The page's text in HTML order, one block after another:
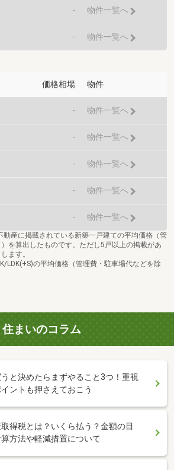
- 物件一覧へ
- 物件一覧へ
価格相場 物件
- 物件一覧へ
- 物件一覧へ
- 物件一覧へ
- 物件一覧へ
- 物件一覧へ
産に掲載されている新築一戸建ての平均価格（管
を算出したものです。ただし5戸以上の掲載があ
ます。
LDK(+S)の平均価格（管理費・駐車場代などを除
住まいのコラム
と決めたらまずやること3つ！重視
ントも押さえておこう
得税とは？いくら払う？金額の目
方法や軽減措置について